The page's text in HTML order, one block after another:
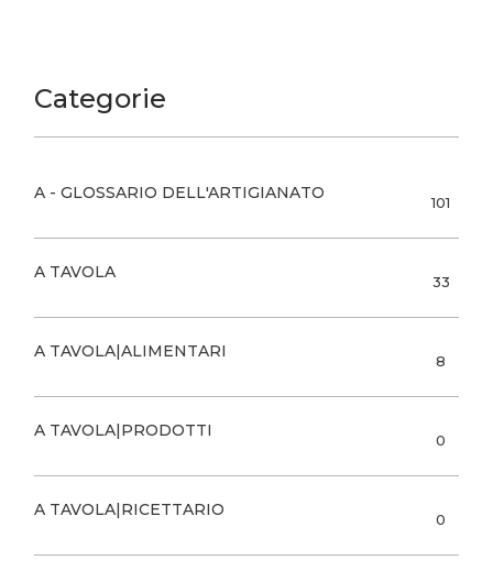
Categorie
A - GLOSSARIO DELL'ARTIGIANATO 101
A TAVOLA 33
A TAVOLA|ALIMENTARI 8
A TAVOLA|PRODOTTI 0
A TAVOLA|RICETTARIO 0